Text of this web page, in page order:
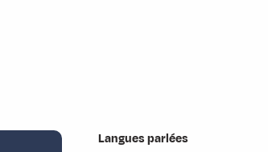
Langues parlées
Langues parlées